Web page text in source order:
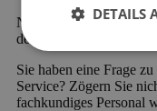
Neu bei Emob und
der kostenlosen
Sie haben eine Frage
Service? Zögern Sie
fachkundiges Personal
DETAILS